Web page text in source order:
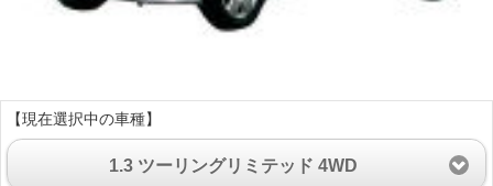
【現在選択中の車種】
1.3 ツーリングリミテッド 4WD